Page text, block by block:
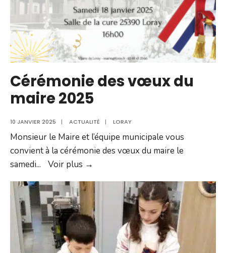
pour
vous
Cérémonie des vœux du
maire 2025
10 JANVIER 2025 | ACTUALITÉ | LORAY
Monsieur le Maire et l’équipe municipale vous
convient à la cérémonie des vœux du maire le
samedi... Voir plus →
vœux
du
maire
2025